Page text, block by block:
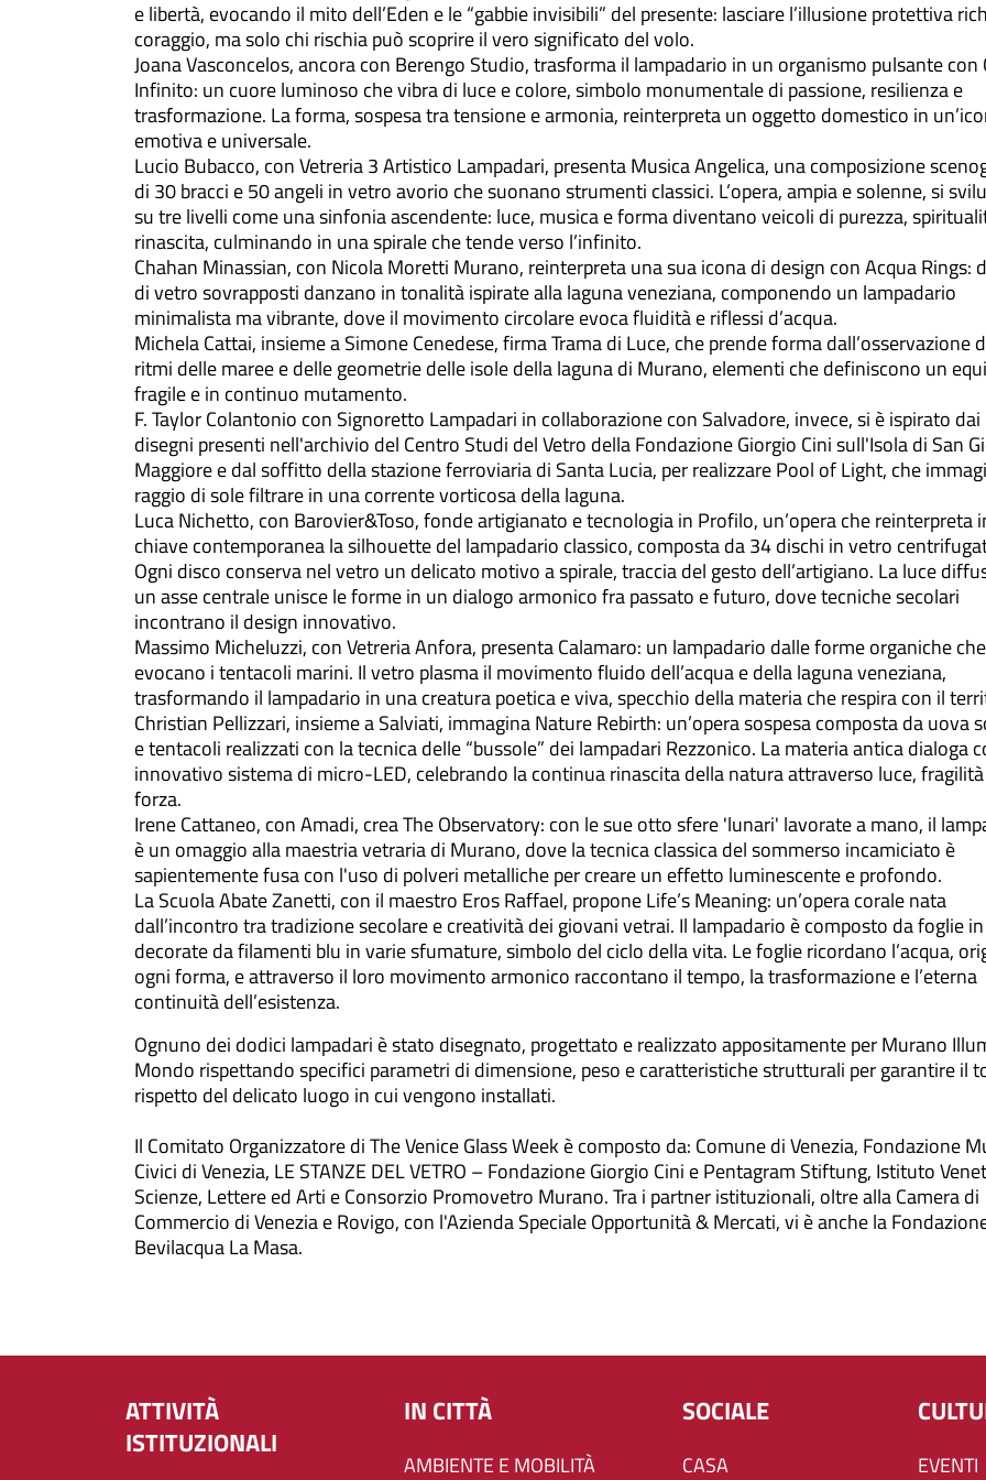
e libertà, evocando il mito dell’Eden e le “gabbie invisibili” del presente: lasciare l’illusione protettiva
coraggio, ma solo chi rischia può scoprire il vero significato del volo.
Joana Vasconcelos, ancora con Berengo Studio, trasforma il lampadario in un organismo pulsante con
Infinito: un cuore luminoso che vibra di luce e colore, simbolo monumentale di passione, resilienza e
trasformazione. La forma, sospesa tra tensione e armonia, reinterpreta un oggetto domestico in
emotiva e universale.
Lucio Bubacco, con Vetreria 3 Artistico Lampadari, presenta Musica Angelica, una composizione
di 30 bracci e 50 angeli in vetro avorio che suonano strumenti classici. L’opera, ampia e solenne, si
su tre livelli come una sinfonia ascendente: luce, musica e forma diventano veicoli di purezza,
rinascita, culminando in una spirale che tende verso l’infinito.
Chahan Minassian, con Nicola Moretti Murano, reinterpreta una sua icona di design con Acqua Rings:
di vetro sovrapposti danzano in tonalità ispirate alla laguna veneziana, componendo un lampadario
minimalista ma vibrante, dove il movimento circolare evoca fluidità e riflessi d’acqua.
Michela Cattai, insieme a Simone Cenedese, firma Trama di Luce, che prende forma dall’osservazione
ritmi delle maree e delle geometrie delle isole della laguna di Murano, elementi che definiscono un
fragile e in continuo mutamento.
F. Taylor Colantonio con Signoretto Lampadari in collaborazione con Salvadore, invece, si è ispirato dai
disegni presenti nell'archivio del Centro Studi del Vetro della Fondazione Giorgio Cini sull'Isola di San
Maggiore e dal soffitto della stazione ferroviaria di Santa Lucia, per realizzare Pool of Light, che
raggio di sole filtrare in una corrente vorticosa della laguna.
Luca Nichetto, con Barovier&Toso, fonde artigianato e tecnologia in Profilo, un’opera che reinterpreta
chiave contemporanea la silhouette del lampadario classico, composta da 34 dischi in vetro
Ogni disco conserva nel vetro un delicato motivo a spirale, traccia del gesto dell’artigiano. La luce
un asse centrale unisce le forme in un dialogo armonico fra passato e futuro, dove tecniche secolari
incontrano il design innovativo.
Massimo Micheluzzi, con Vetreria Anfora, presenta Calamaro: un lampadario dalle forme organiche che
evocano i tentacoli marini. Il vetro plasma il movimento fluido dell’acqua e della laguna veneziana,
trasformando il lampadario in una creatura poetica e viva, specchio della materia che respira con il
Christian Pellizzari, insieme a Salviati, immagina Nature Rebirth: un’opera sospesa composta da uova
e tentacoli realizzati con la tecnica delle “bussole” dei lampadari Rezzonico. La materia antica dialoga
innovativo sistema di micro-LED, celebrando la continua rinascita della natura attraverso luce,
forza.
Irene Cattaneo, con Amadi, crea The Observatory: con le sue otto sfere 'lunari' lavorate a mano, il
è un omaggio alla maestria vetraria di Murano, dove la tecnica classica del sommerso incamiciato è
sapientemente fusa con l'uso di polveri metalliche per creare un effetto luminescente e profondo.
La Scuola Abate Zanetti, con il maestro Eros Raffael, propone Life’s Meaning: un’opera corale nata
dall’incontro tra tradizione secolare e creatività dei giovani vetrai. Il lampadario è composto da foglie
decorate da filamenti blu in varie sfumature, simbolo del ciclo della vita. Le foglie ricordano l’acqua,
ogni forma, e attraverso il loro movimento armonico raccontano il tempo, la trasformazione e l’eterna
continuità dell’esistenza.
Ognuno dei dodici lampadari è stato disegnato, progettato e realizzato appositamente per Murano
Mondo rispettando specifici parametri di dimensione, peso e caratteristiche strutturali per garantire il
rispetto del delicato luogo in cui vengono installati.
Il Comitato Organizzatore di The Venice Glass Week è composto da: Comune di Venezia, Fondazione
Civici di Venezia, LE STANZE DEL VETRO – Fondazione Giorgio Cini e Pentagram Stiftung, Istituto
Scienze, Lettere ed Arti e Consorzio Promovetro Murano. Tra i partner istituzionali, oltre alla Camera di
Commercio di Venezia e Rovigo, con l'Azienda Speciale Opportunità & Mercati, vi è anche la
Bevilacqua La Masa.
ATTIVITÀ
ISTITUZIONALI
IN CITTÀ
AMBIENTE E MOBILITÀ
SOCIALE
CASA EVENTI